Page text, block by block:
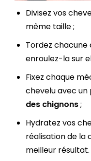
Divisez vos
même taille ;
Tordez
enroulez-la sur
Fixez chaque
chevelu avec
des chignons;
Hydratez vos
réalisation de la
meilleur résultat.